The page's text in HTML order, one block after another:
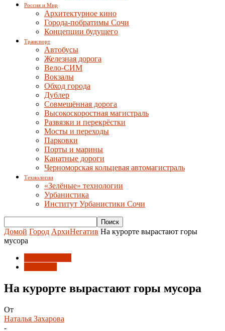
Россия и Мир
Архитектурное кино
Города-побратимы Сочи
Концепции будущего
Транспорт
Автобусы
Железная дорога
Вело-СИМ
Вокзалы
Обход города
Дублер
Совмещённая дорога
Высокоскоростная магистраль
Развязки и перекрёстки
Мосты и переходы
Парковки
Порты и марины
Канатные дороги
Черноморская кольцевая автомагистраль
Технологии
«Зелёные» технологии
Урбанистика
Институт Урбанистики Сочи
Домой Город АрхиНегатив На курорте вырастают горы
мусора
На курорте вырастают горы мусора
От
Наталья Захарова
-